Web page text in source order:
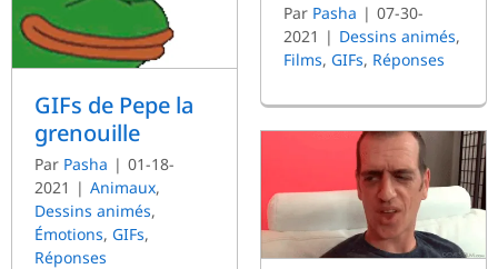
Par Pasha | 07-30-
2021 | Dessins animés,
Films, GIFs, Réponses
GIFs de Pepe la
grenouille
Par Pasha | 01-18-
2021 | Animaux,
Dessins animés,
Émotions, GIFs,
Réponses